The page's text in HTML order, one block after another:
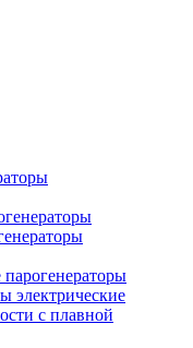
электрические
с плавной